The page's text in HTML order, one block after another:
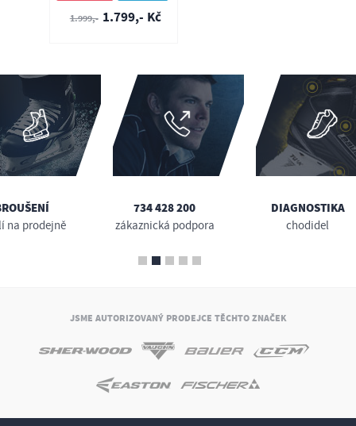
1.999,- 1.799,- Kč
na prodejně
734 428 200
zákaznická podpora
DIAGNOSTIKA
chodidel
JSME AUTORIZOVANÝ PRODEJCE TĚCHTO ZNAČEK